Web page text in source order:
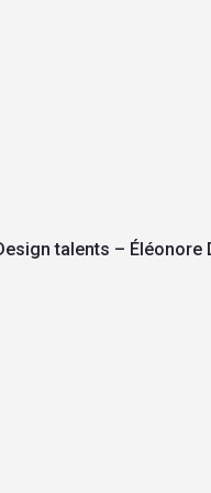
talents – Éléonore